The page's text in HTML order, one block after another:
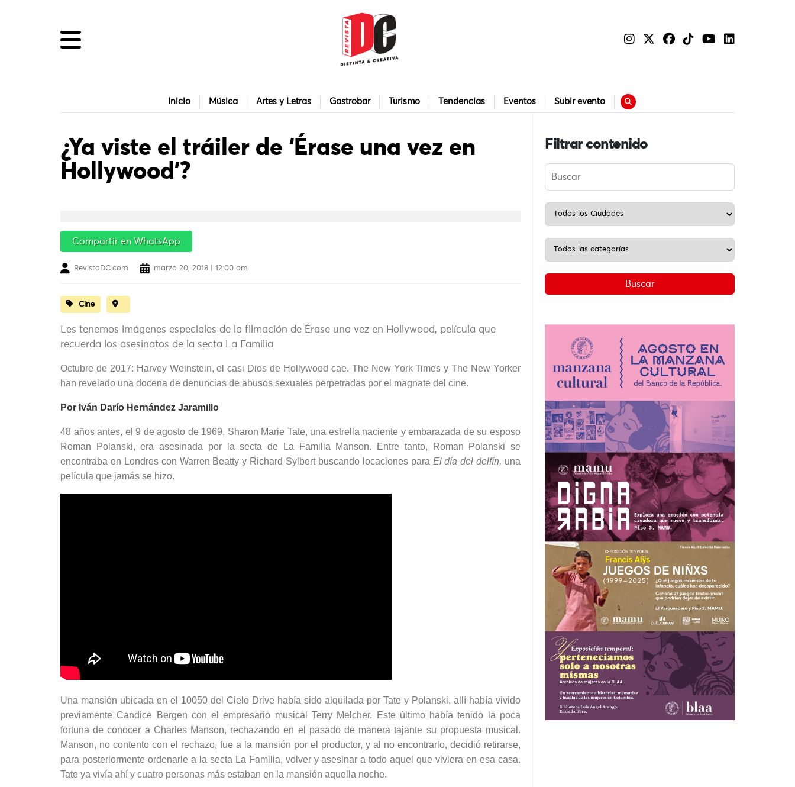
Inicio Música Artes y Letras Gastrobar Turismo Tendencias Eventos Subir evento
¿Ya viste el tráiler de ‘Érase una vez en
Hollywood’?
Compartir en WhatsApp
RevistaDC.com marzo 20, 2018 | 12:00 am
Cine
Les tenemos imágenes especiales de la filmación de Érase una vez en Hollywood, película que
recuerda los asesinatos de la secta La Familia
Octubre de 2017: Harvey Weinstein, el casi Dios de Hollywood cae. The New York Times y The New Yorker
han revelado una docena de denuncias de abusos sexuales perpetradas por el magnate del cine.
Por Iván Darío Hernández Jaramillo
48 años antes, el 9 de agosto de 1969, Sharon Marie Tate, una estrella naciente y embarazada de su esposo
Roman Polanski, era asesinada por la secta de La Familia Manson. Entre tanto, Roman Polanski se
encontraba en Londres con Warren Beatty y Richard Sylbert buscando locaciones para El día del delfín, una
película que jamás se hizo.
Una mansión ubicada en el 10050 del Cielo Drive había sido alquilada por Tate y Polanski, allí había vivido
previamente Candice Bergen con el empresario musical Terry Melcher. Este último había tenido la poca
fortuna de conocer a Charles Manson, rechazando en el pasado de manera tajante su propuesta musical.
Manson, no contento con el rechazo, fue a la mansión por el productor, y al no encontrarlo, decidió retirarse,
para posteriormente ordenarle a la secta La Familia, volver y asesinar a todo aquel que viviera en esa casa.
Tate ya vivía ahí y cuatro personas más estaban en la mansión aquella noche.
Filtrar contenido